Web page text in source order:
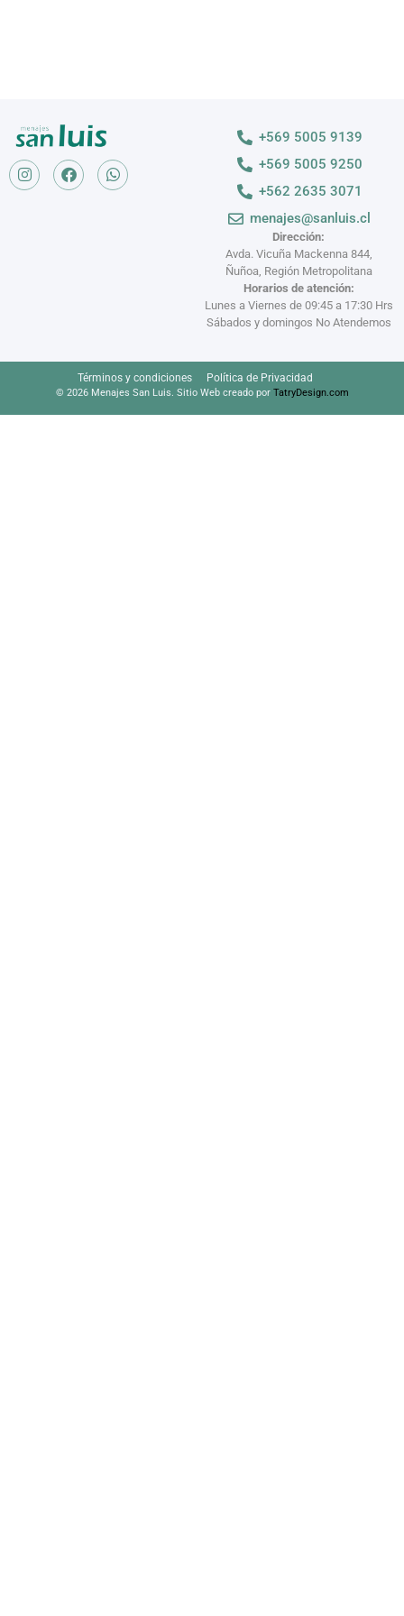
Dirección:
Avda. Vicuña Mackenna 844,
Ñuñoa, Región Metropolitana
Horarios de atención:
Lunes a Viernes de 09:45 a 17:30 Hrs
Sábados y domingos No Atendemos
+569 5005 9139
+569 5005 9250
+562 2635 3071
menajes@sanluis.cl
Términos y condiciones Política de Privacidad
© 2026 Menajes San Luis. Sitio Web creado por TatryDesign.com